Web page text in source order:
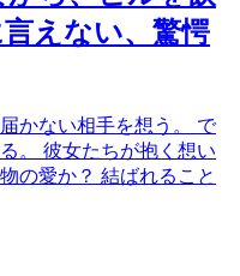
えない、驚愕
かない相手を想う。 で
。 彼女たちが抱く想い
の愛か？ 結ばれること